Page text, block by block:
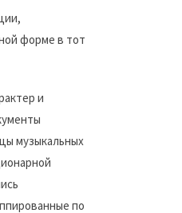
форме в тот
и
музыкальных
по